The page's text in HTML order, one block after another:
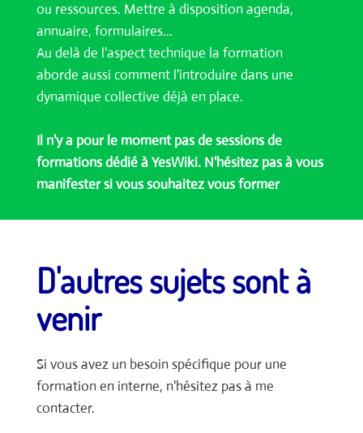
ou ressources. Mettre à disposition agenda,
annuaire, formulaires...
Au delà de l'aspect technique la formation
aborde aussi comment l'introduire dans une
dynamique collective déjà en place.
Il n'y a pour le moment pas de sessions de
formations dédié àYesWiki. N'hésitez pas à vous
manifester si vous souhaitez vous former
D'autres sujets sont à
venir
Si vous avez un besoin spécifique pour une
formation en interne, n'hésitez pas à me
contacter.